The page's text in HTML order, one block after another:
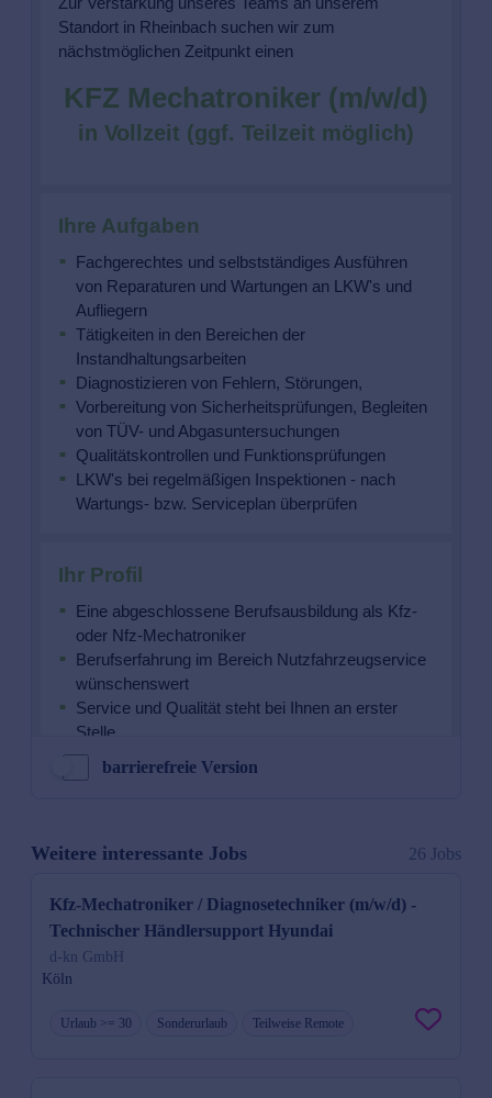
barrierefreie Version
Weitere interessante Jobs 26 Jobs
Kfz-Mechatroniker / Diagnosetechniker (m/w/d) -
Technischer Händlersupport Hyundai
d-kn GmbH
Köln
Urlaub >= 30 Sonderurlaub Teilweise Remote